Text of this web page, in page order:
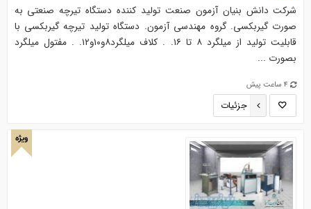
شرکت دانش بنیان آزمون صنعت تولید کننده دستگاه تیرچه صنعتی به
صورت گیربکسی. گروه مهندسی آزمون. دستگاه تولید تیرچه گیربکسی با
قابلیت تولید از میلگرد ۸ تا ۱۶. . کلاف میلگرد۸و۱۰و۱۲. . مفتول میلگرد
بصورت ...
4 ساعت پیش
جزئیات
ویژه